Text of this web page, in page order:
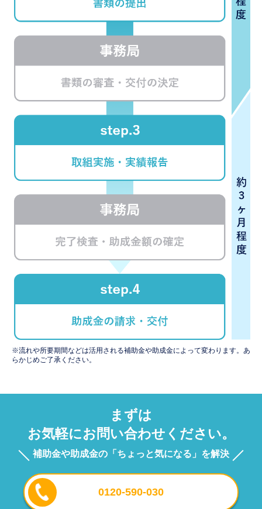
※流れや所要期間などは活用される補助金や助成金によって変わります。あ
らかじめご了承ください。
まずは
お気軽にお問い合わせください。
補助金や助成金の「ちょっと気になる」を解決
0120-590-030